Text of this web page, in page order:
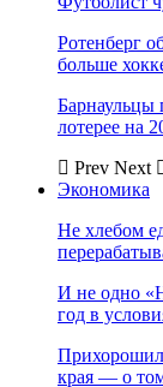
Ротенберг
больше
Барнаульцы
лотерее на
Prev Next
Экономика
Не хлебом
И не одно
год в
края — о